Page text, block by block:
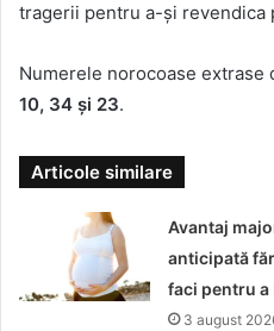
tragerii pentru a-și revendica
Numerele norocoase extrase
10, 34 și 23.
Articole similare
Avantaj
anticipată
faci pentru
3 august